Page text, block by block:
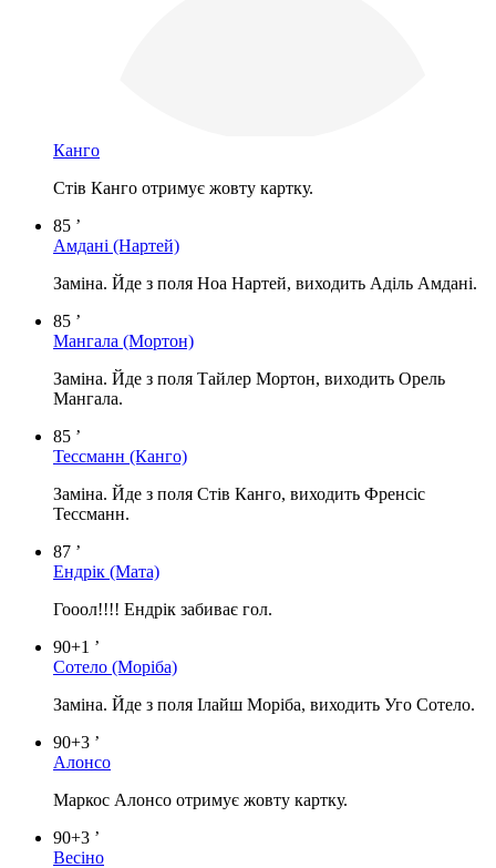
Канго
Стів Канго отримує жовту картку.
85 ’
Амдані (Нартей)
Заміна. Йде з поля Ноа Нартей, виходить Аділь Амдані.
85 ’
Мангала (Мортон)
Заміна. Йде з поля Тайлер Мортон, виходить Орель
Мангала.
85 ’
Тессманн (Канго)
Заміна. Йде з поля Стів Канго, виходить Френсіс
Тессманн.
87 ’
Ендрік (Мата)
Гооол!!!! Ендрік забиває гол.
90+1 ’
Сотело (Моріба)
Заміна. Йде з поля Ілайш Моріба, виходить Уго Сотело.
90+3 ’
Алонсо
Маркос Алонсо отримує жовту картку.
90+3 ’
Весіно